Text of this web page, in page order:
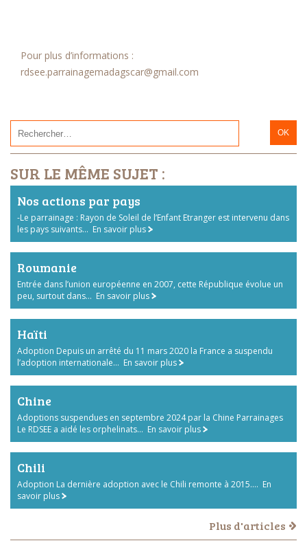
Pour plus d’informations :
rdsee.parrainagemadagscar@gmail.com
SUR LE MÊME SUJET :
Nos actions par pays
-Le parrainage : Rayon de Soleil de l’Enfant Etranger est intervenu dans
les pays suivants... En savoir plus
Roumanie
Entrée dans l’union européenne en 2007, cette République évolue un
peu, surtout dans... En savoir plus
Haïti
Adoption Depuis un arrêté du 11 mars 2020 la France a suspendu
l’adoption internationale... En savoir plus
Chine
Adoptions suspendues en septembre 2024 par la Chine Parrainages
Le RDSEE a aidé les orphelinats... En savoir plus
Chili
Adoption La dernière adoption avec le Chili remonte à 2015.... En
savoir plus
Plus d'articles